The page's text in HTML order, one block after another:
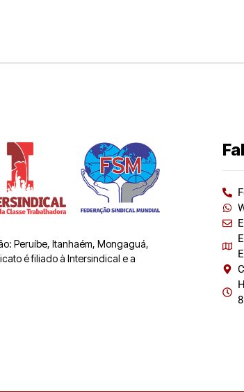
Peruíbe, Itanhaém, Mongaguá,
é filiado à Intersindical e a